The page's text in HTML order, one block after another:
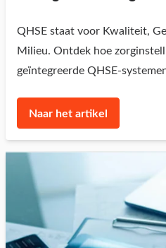
QHSE staat voor Kwaliteit,
Milieu. Ontdek hoe
geïntegreerde QHSE-
Naar het artikel